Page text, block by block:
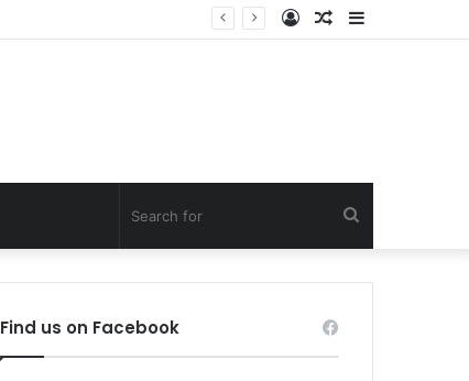
Sidebar
Random
Log
for
Find us on Facebook